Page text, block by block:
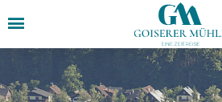
Hotel